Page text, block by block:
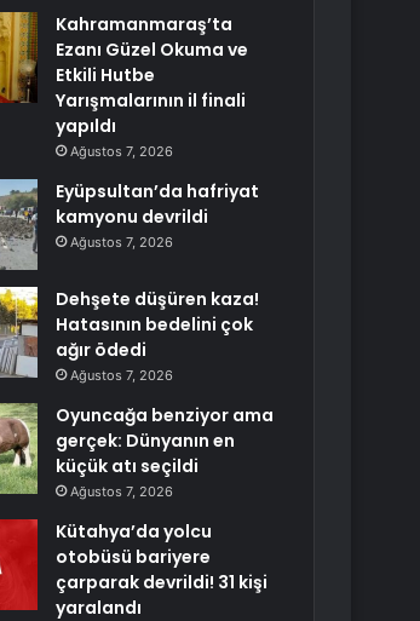
Kahramanmaraş’ta
Ezanı Güzel Okuma ve
Etkili Hutbe
Yarışmalarının il finali
yapıldı
Ağustos 7, 2026
Eyüpsultan’da hafriyat
kamyonu devrildi
Ağustos 7, 2026
Dehşete düşüren kaza!
Hatasının bedelini çok
ağır ödedi
Ağustos 7, 2026
Oyuncağa benziyor ama
gerçek: Dünyanın en
küçük atı seçildi
Ağustos 7, 2026
Kütahya’da yolcu
otobüsü bariyere
çarparak devrildi! 31 kişi
yaralandı